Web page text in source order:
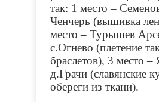
так: 1 место –
Ченчерь (вышивка
место – Турышев
с.Огнево (плетение
браслетов), 3 место
д.Грачи (славянские
обереги из ткани).